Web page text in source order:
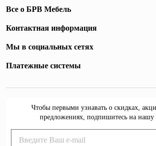
Все о БРВ Мебель
Контактная информация
Мы в социальных сетях
Платежные системы
Чтобы первыми узнавать о скидках,
предложениях, подпишитесь на нашу